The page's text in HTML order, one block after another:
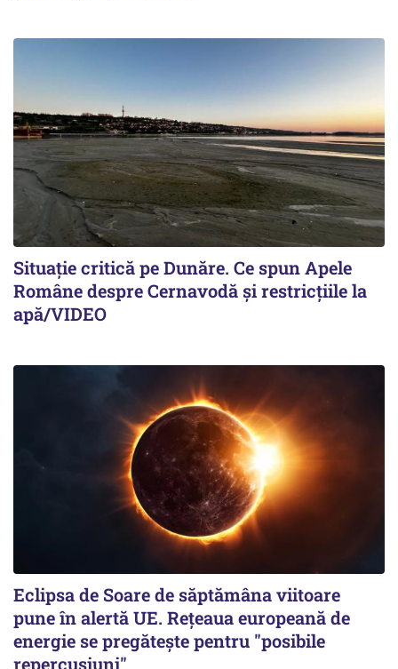
Situație critică pe Dunăre. Ce spun Apele
Române despre Cernavodă și restricțiile la
apă/VIDEO
Eclipsa de Soare de săptămâna viitoare
pune în alertă UE. Rețeaua europeană de
energie se pregătește pentru "posibile
repercusiuni"